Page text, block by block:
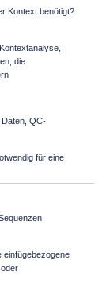
Kontext benötigt?
die
Daten, QC-
für eine
einfügebezogene